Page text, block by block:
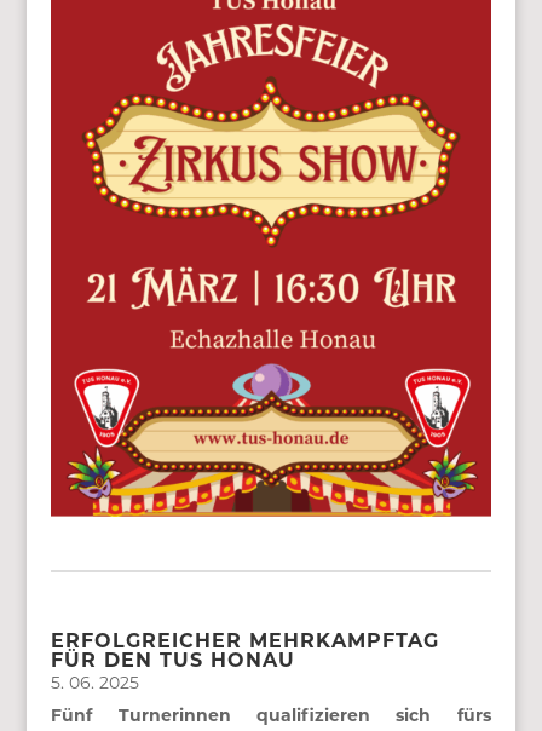
ERFOLGREICHER MEHRKAMPFTAG
FÜR DEN TUS HONAU
5. 06. 2025
Fünf Turnerinnen qualifizieren sich fürs